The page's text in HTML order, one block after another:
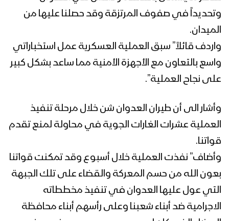
مديرية الزاهر وعشرات المواقع في
الضحاكي والصومعة من العناصر التكفيرية
البيضاء – صد زحف واستعادة مناطق في
مديريتي الصومعة والزاهر بمحافظة
البيضاء وتكبيد العناصر التكفيرية خسائر
فادحة
بشائر النصر – عملية تطهير قيفة من العناصر
التكفيرية القـاعــدۃ وداعـش في البيضاء
البيضاء – مشاهد جديدة لمسار تطهير يكلا
من عناصر القاعدة وداعش
وتحديداً في صفوف المرتزقة وقد حصلنا عليها من
الميدان.
واردف قائلاً” سبق العملية العسكرية عمل استخباراتي
واسع بالتعاون مع الأجهزة الأمنية مما ساعد بشكل كبير
على نجاح العملية”.
وأشار الى أن طيران العدوان شن خلال مرحلة تنفيذ
العملية عشرات الغارات الجوية في محاولة لمنع تقدم
قواتنا.
وأضاف” نفذت العملية خلال أسبوع وقد تمكنت قواتنا
بعون الله من حسم المعركة والقضاء على تلك الجبهة
التي عول عليها العدوان في تنفيذ مخططاته
الاجرامية ضد أبناء شعبنا وعلى رأسهم أبناء محافظة